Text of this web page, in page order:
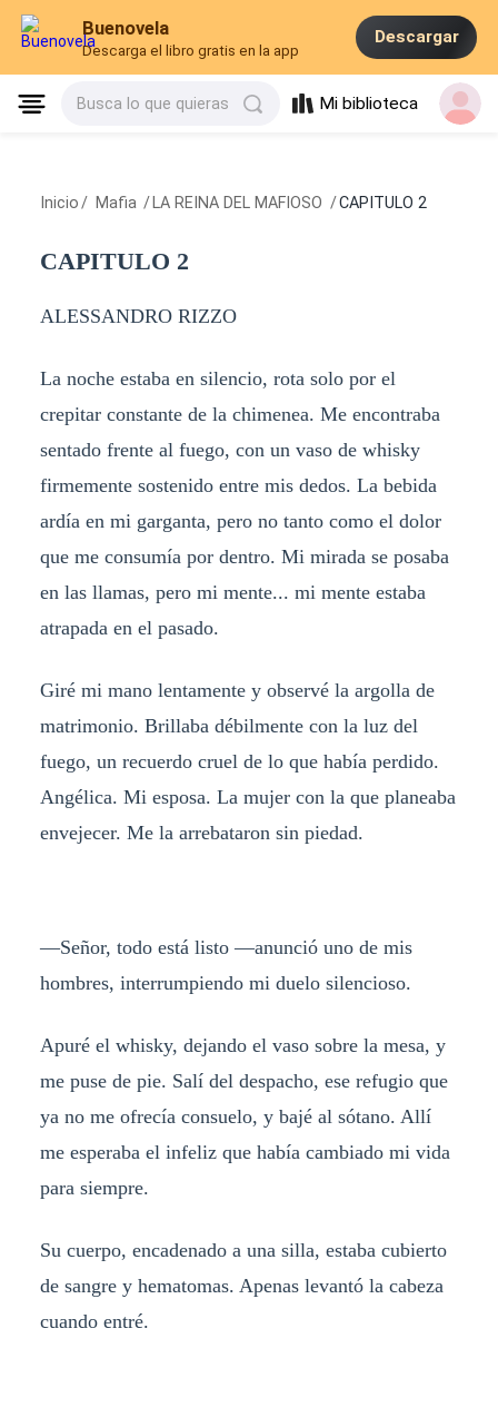
Buenovela
Descarga el libro gratis en la app
Descargar
Busca lo que quieras Mi biblioteca
Inicio / Mafia / LA REINA DEL MAFIOSO /CAPITULO 2
CAPITULO 2
ALESSANDRO RIZZO
La noche estaba en silencio, rota solo por el
crepitar constante de la chimenea. Me encontraba
sentado frente al fuego, con un vaso de whisky
firmemente sostenido entre mis dedos. La bebida
ardía en mi garganta, pero no tanto como el dolor
que me consumía por dentro. Mi mirada se posaba
en las llamas, pero mi mente... mi mente estaba
atrapada en el pasado.
Giré mi mano lentamente y observé la argolla de
matrimonio. Brillaba débilmente con la luz del
fuego, un recuerdo cruel de lo que había perdido.
Angélica. Mi esposa. La mujer con la que planeaba
envejecer. Me la arrebataron sin piedad.
—Señor, todo está listo —anunció uno de mis
hombres, interrumpiendo mi duelo silencioso.
Apuré el whisky, dejando el vaso sobre la mesa, y
me puse de pie. Salí del despacho, ese refugio que
ya no me ofrecía consuelo, y bajé al sótano. Allí
me esperaba el infeliz que había cambiado mi vida
para siempre.
Su cuerpo, encadenado a una silla, estaba cubierto
de sangre y hematomas. Apenas levantó la cabeza
cuando entré.